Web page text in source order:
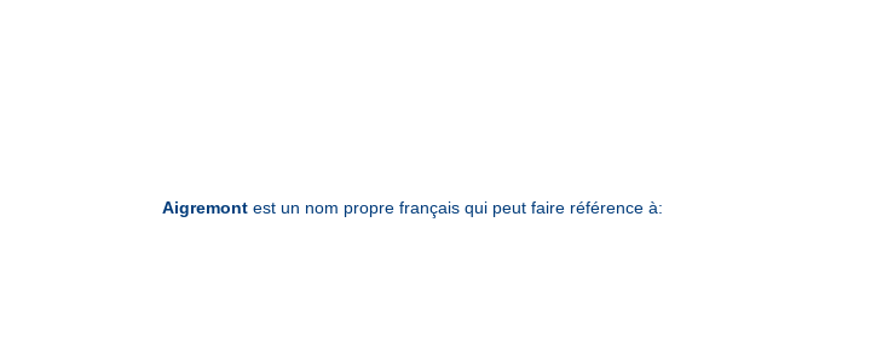
Aigremont est un nom propre français qui peut faire référence à: